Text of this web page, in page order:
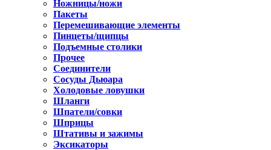
Ножницы/ножи
Пакеты
Перемешивающие элементы
Пинцеты/щипцы
Подъемные столики
Прочее
Соединители
Сосуды Дьюара
Холодовые ловушки
Шланги
Шпатели/совки
Шприцы
Штативы и зажимы
Эксикаторы